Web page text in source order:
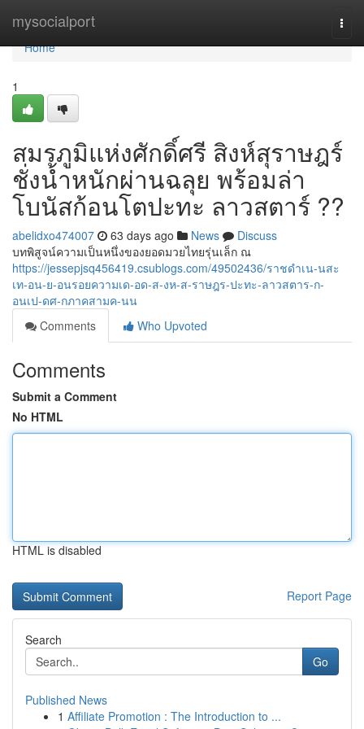
mysocialport
Home
Home
1
สมรภูมิแห่งศักดิ์ศรี สิงห์สุราษฎร์
ชั่งน้ำหนักผ่านฉลุย พร้อมล่า
โบนัสก้อนโตปะทะ ลาวสตาร์ ??
abelidxo474007 63 days ago News
Discuss
บทพิสูจน์ความเป็นหนึ่งของยอดมวยไทยรุ่นเล็ก ณ
https://jessepjsq456419.csublogs.com/49502436/ราชดำเน-นสะ
เท-อน-ย-อนรอยความเด-อด-ส-งห-ส-ราษฎร-ปะทะ-ลาวสตาร-ก-
อนเป-ดศ-กภาคสามค-นน
Comments
Who Upvoted
Comments
Submit a Comment
No HTML
HTML is disabled
Report Page
Search
Go
Published News
1 Affiliate Promotion : The Introduction to ...